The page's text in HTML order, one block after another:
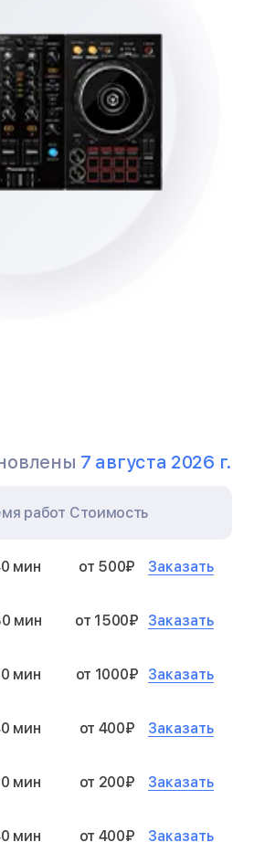
7 августа 2026 г.
работ Стоимость
мин от 500₽ Заказать
мин от 1500₽ Заказать
мин от 1000₽ Заказать
мин от 400₽ Заказать
мин от 200₽ Заказать
мин от 400₽ Заказать